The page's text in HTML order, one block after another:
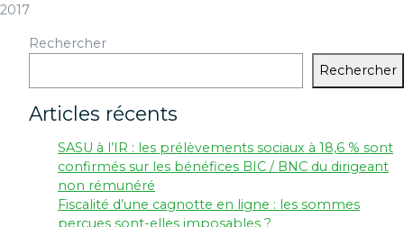
2017
Rechercher
Rechercher
Articles récents
SASU à l’IR : les prélèvements sociaux à 18,6 % sont
confirmés sur les bénéfices BIC / BNC du dirigeant
non rémunéré
Fiscalité d’une cagnotte en ligne : les sommes
perçues sont-elles imposables ?